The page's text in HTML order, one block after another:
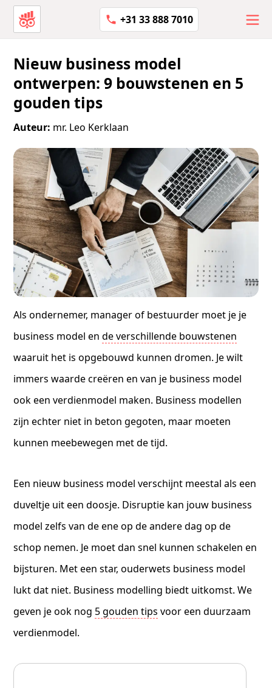
+31 33 888 7010
Nieuw business model
ontwerpen: 9 bouwstenen en 5
gouden tips
Auteur: mr. Leo Kerklaan
Als ondernemer, manager of bestuurder moet je je
business model ende verschillende bouwstenen
waaruit het is opgebouwd kunnen dromen. Je wilt
immers waarde creëren en van je business model
ook een verdienmodel maken. Business modellen
zijn echter niet in beton gegoten, maar moeten
kunnen meebewegen met de tijd.
Een nieuw business model verschijnt meestal als een
duveltje uit een doosje. Disruptie kan jouw business
model zelfs van de ene op de andere dag op de
schop nemen. Je moet dan snel kunnen schakelen en
bijsturen. Met een star, ouderwets business model
lukt dat niet. Business modelling biedt uitkomst. We
geven je ook nog 5 gouden tips voor een duurzaam
verdienmodel.